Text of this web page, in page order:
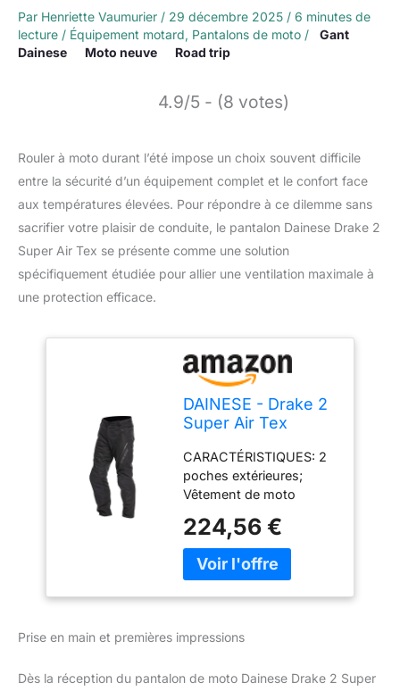
Par Henriette Vaumurier / 29 décembre 2025 / 6 minutes de
lecture / Équipement motard, Pantalons de moto /
Gant
Dainese
Moto neuve Road trip
4.9/5 - (8 votes)
Rouler à moto durant l’été impose un choix souvent difficile
entre la sécurité d’un équipement complet et le confort face
aux températures élevées. Pour répondre à ce dilemme sans
sacrifier votre plaisir de conduite, le pantalon Dainese Drake 2
Super Air Tex se présente comme une solution
spécifiquement étudiée pour allier une ventilation maximale à
une protection efficace.
DAINESE - Drake 2
Super Air Tex
Moto Ventilé, Tissu,
pour la Saison
d'Eté, avec
Protecteurs
Amovibles, Homme,
Noir/Noir, 50
CARACTÉRISTIQUES: 2
poches extérieures;
Vêtement de moto
ERGONOMIE: Zip sur le
mollet; Système de
fixation blouson-
MATÉRIAUX
tissu maillé; Tissu
224,56 €
Prise en main et premières impressions
Dès la réception du pantalon de moto Dainese Drake 2 Super